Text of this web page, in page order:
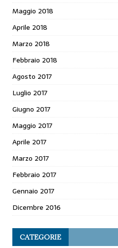
Maggio 2018
Aprile 2018
Marzo 2018
Febbraio 2018
Agosto 2017
Luglio 2017
Giugno 2017
Maggio 2017
Aprile 2017
Marzo 2017
Febbraio 2017
Gennaio 2017
Dicembre 2016
CATEGORIE